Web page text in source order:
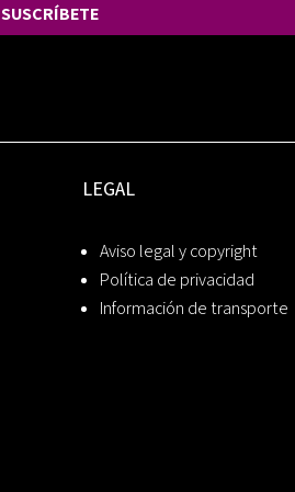
SUSCRÍBETE
LEGAL
Aviso legal y copyright
Política de privacidad
Información de transporte